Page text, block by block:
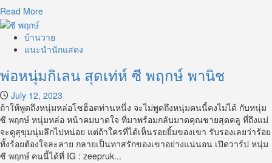
หา
ซน
Read MoreRead
about
น่า
น่า
เอ็นดู
ถูก
ใจ
มัม
หมี
ต้อง
นุ
บ้านวาย
แนะนำนักแสดง
พ่อหนุ่มกิเลน สุดเท่ห์ ซี พฤกษ์ พานิช
July 12, 2023
ถ้าให้พูดถึงหนุ่มหล่อโซฮ็อตท่านหนึ่ง จะไม่พูดถึงหนุ่มคนนี้คงไม่ได้ กับหนุ่ม
ซี พฤกษ์ หนุ่มหล่อ หน้าคมบาดใจ ที่มาพร้อมกลับมาดคุณชายสุดคลู ที่ถึงแม่
จะดูสุขุมนุ่มลึกไปหน่อย แต่ถ้าใครที่ได้เห็นรอยยิ้มของเขา รับรองเลยว่าร้อย
ทั้งร้อยต้องใจละลาย กลายเป็นทาสรักของเขาอย่างแน่นอน เปิดวาร์ป หนุ่ม
ซี พฤกษ์ คนนี้ได้ที่ IG : zeepruk...